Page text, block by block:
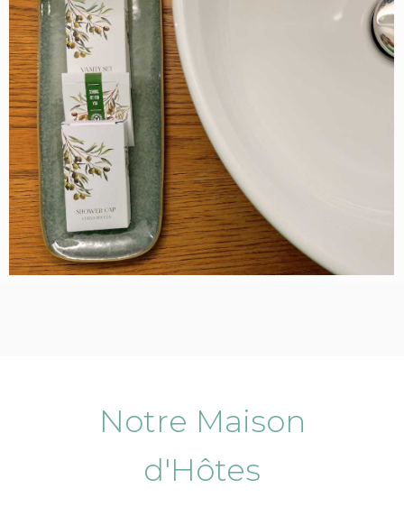
Notre Maison
d'Hôtes